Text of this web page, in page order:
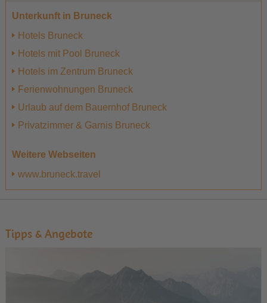
Unterkunft in Bruneck
Hotels Bruneck
Hotels mit Pool Bruneck
Hotels im Zentrum Bruneck
Ferienwohnungen Bruneck
Urlaub auf dem Bauernhof Bruneck
Privatzimmer & Garnis Bruneck
Weitere Webseiten
www.bruneck.travel
Tipps & Angebote